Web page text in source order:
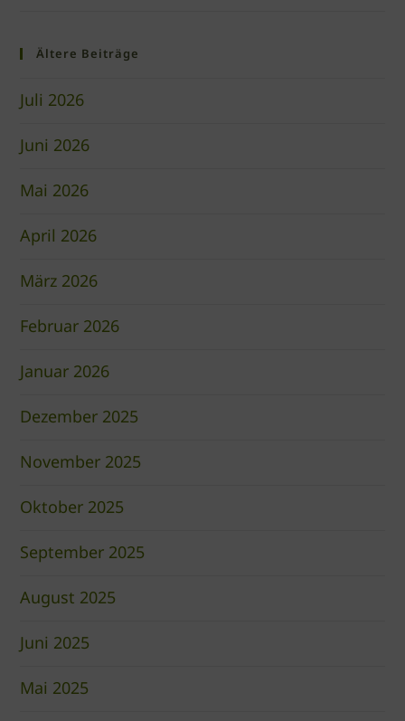
Ältere Beiträge
Juli 2026
Juni 2026
Mai 2026
April 2026
März 2026
Februar 2026
Januar 2026
Dezember 2025
November 2025
Oktober 2025
September 2025
August 2025
Juni 2025
Mai 2025